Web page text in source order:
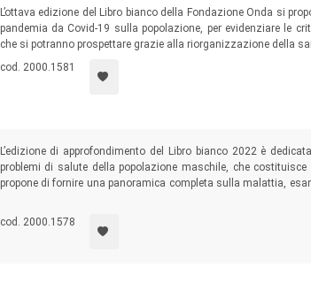
L’ottava edizione del Libro bianco della Fondazione Onda si
pandemia da Covid-19 sulla popolazione, per evidenziare le
che si potranno prospettare grazie alla riorganizzazione della
cod. 2000.1581
L’edizione di approfondimento del Libro bianco 2022 è
problemi di salute della popolazione maschile, che
propone di fornire una panoramica completa sulla malattia,
per poi analizzare le diverse opzioni terapeutiche, dalla
precisione, fino alle strategie e alle tecnologie più innovative.
cod. 2000.1578